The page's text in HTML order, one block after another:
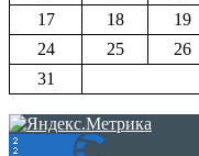
17
18 19
24
25 26
31